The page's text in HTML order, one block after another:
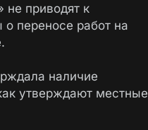
приводят к
переносе работ на
наличие
утверждают местные